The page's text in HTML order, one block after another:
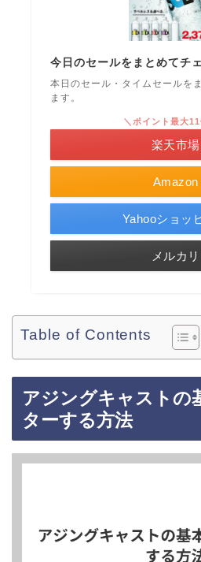
今日のセールをまとめてチ
本日のセール・タイムセールを
ます。
Amazon
＼ポイント最大11
楽天市場
Yahooショッ
メルカリ
Table of Contents
アジングキャストの
ターする方法